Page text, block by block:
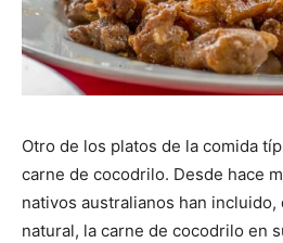
Otro de los platos de la comida
carne de cocodrilo. Desde hace
nativos australianos han incluido,
natural, la carne de cocodrilo en